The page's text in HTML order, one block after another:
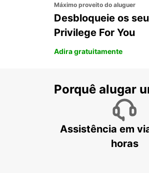
Máximo proveito do aluguer
Desbloqueie os
Privilege For You
Adira gratuitamente
Porquê alugar
Assistência em
horas